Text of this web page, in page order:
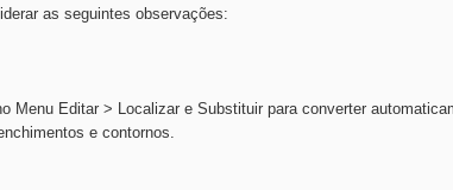
as seguintes observações:
Menu Editar > Localizar e Substituir para converter
e contornos.